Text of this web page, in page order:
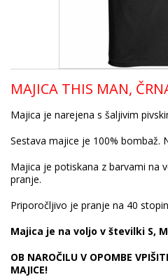
MAJICA THIS MAN,
Majica je narejena s šaljivim
Sestava majice je 100% bombaž.
Majica je potiskana z barvami na
pranje.
Priporočljivo je pranje na 40
Majica je na voljo v številki S, M,
OB NAROČILU V OPOMBE
MAJICE!